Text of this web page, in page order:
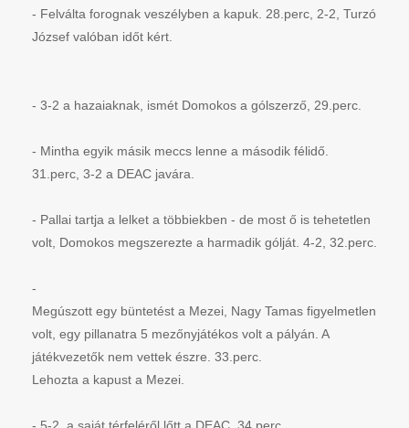
- Felválta forognak veszélyben a kapuk. 28.perc, 2-2, Turzó
József valóban időt kért.
- 3-2 a hazaiaknak, ismét Domokos a gólszerző, 29.perc.
- Mintha egyik másik meccs lenne a második félidő.
31.perc, 3-2 a DEAC javára.
- Pallai tartja a lelket a többiekben - de most ő is tehetetlen
volt, Domokos megszerezte a harmadik gólját. 4-2, 32.perc.
-
Megúszott egy büntetést a Mezei, Nagy Tamas figyelmetlen
volt, egy pillanatra 5 mezőnyjátékos volt a pályán. A
játékvezetők nem vettek észre. 33.perc.
Lehozta a kapust a Mezei.